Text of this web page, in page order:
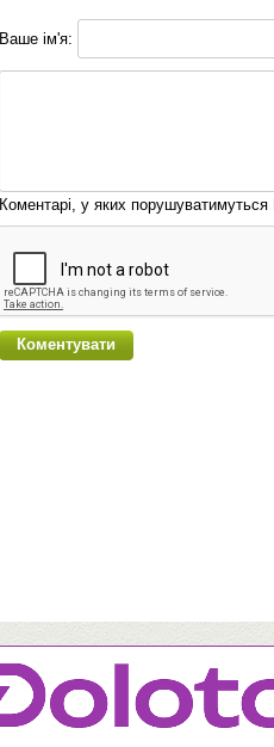
Ваше ім'я:
Коментарі, у яких порушуватимуться